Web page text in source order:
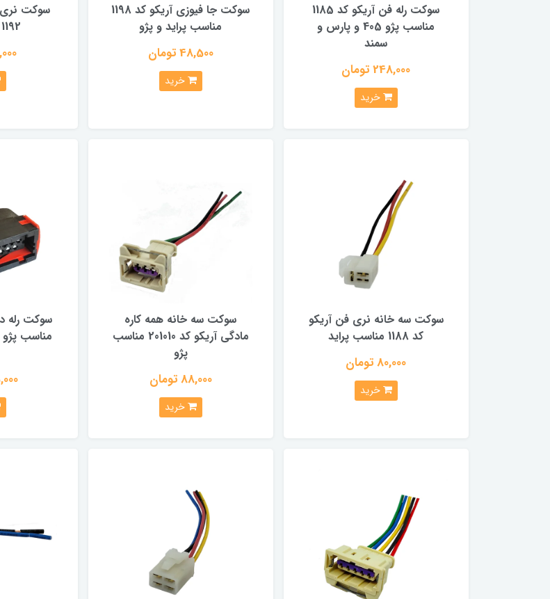
سوکت رله فن آریکو کد 1185
مناسب پژو 405 و پارس و
سمند
248,000 تومان
خرید
سوکت جا فیوزی آریکو کد 1198
مناسب پراید و پژو
48,500 تومان
خرید
سوکت نری
1192 مناسب پژو
سوکت سه خانه نری فن آریکو
کد 1188 مناسب پراید
80,000 تومان
خرید
سوکت سه خانه همه کاره
مادگی آریکو کد 201010 مناسب
پژو
88,000 تومان
خرید